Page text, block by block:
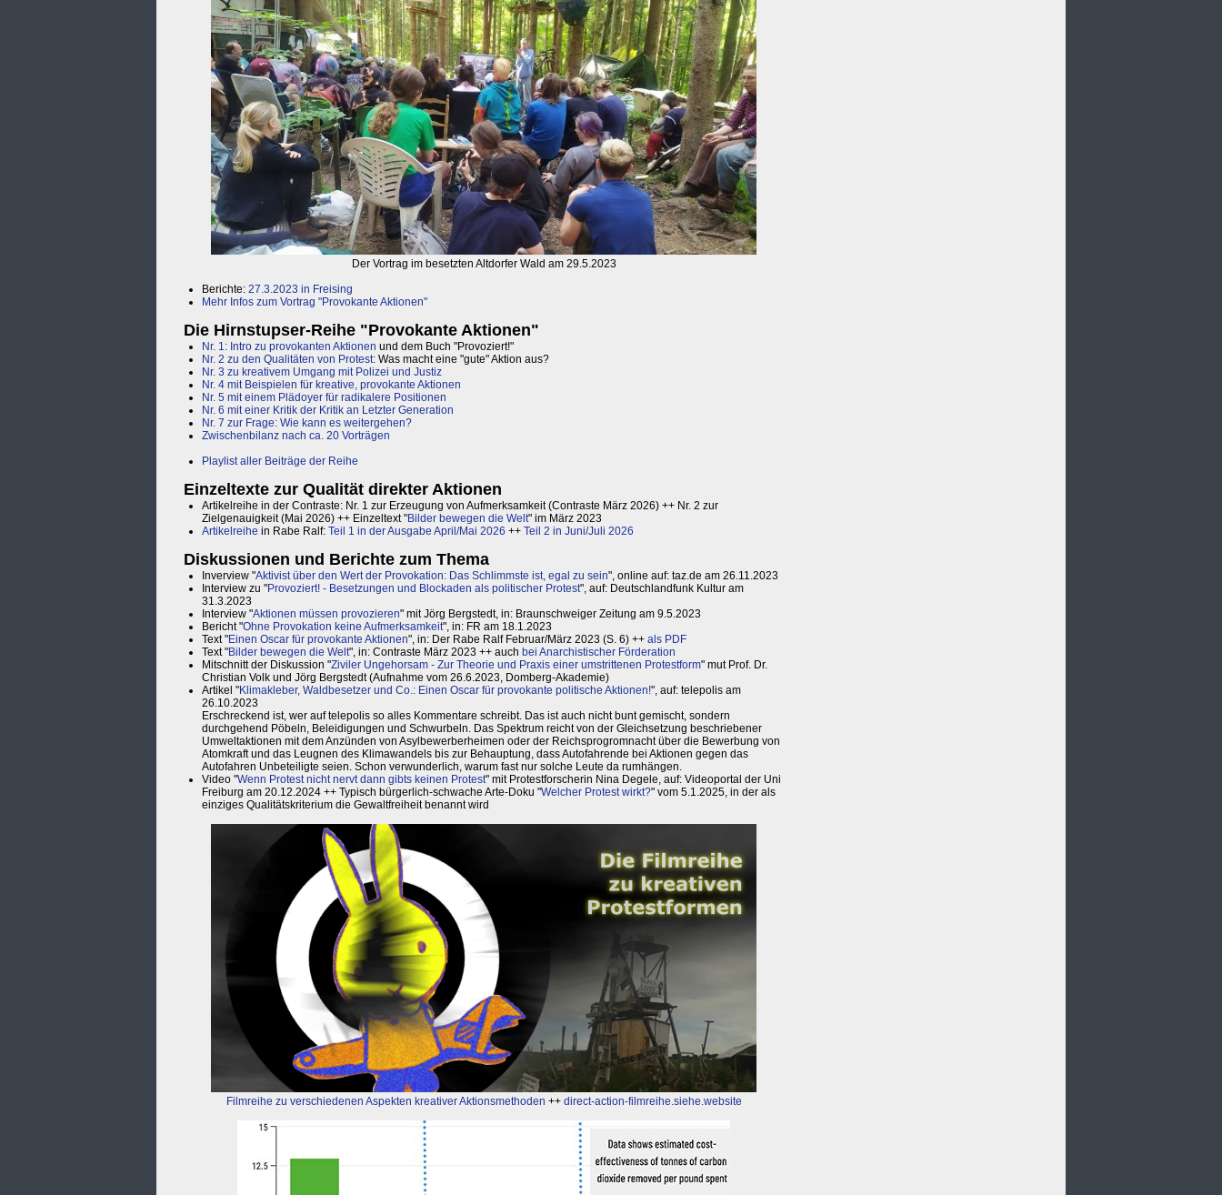
Der Vortrag im besetzten Altdorfer Wald am 29.5.2023
Berichte: 27.3.2023 in Freising
Mehr Infos zum Vortrag "Provokante Aktionen"
Die Hirnstupser-Reihe "Provokante Aktionen"
Nr. 1: Intro zu provokanten Aktionen und dem Buch "Provoziert!"
Nr. 2 zu den Qualitäten von Protest: Was macht eine "gute" Aktion aus?
Nr. 3 zu kreativem Umgang mit Polizei und Justiz
Nr. 4 mit Beispielen für kreative, provokante Aktionen
Nr. 5 mit einem Plädoyer für radikalere Positionen
Nr. 6 mit einer Kritik der Kritik an Letzter Generation
Nr. 7 zur Frage: Wie kann es weitergehen?
Zwischenbilanz nach ca. 20 Vorträgen
Playlist aller Beiträge der Reihe
Einzeltexte zur Qualität direkter Aktionen
Artikelreihe in der Contraste: Nr. 1 zur Erzeugung von Aufmerksamkeit (Contraste März 2026) ++ Nr. 2 zur
Zielgenauigkeit (Mai 2026) ++ Einzeltext "Bilder bewegen die Welt" im März 2023
Artikelreihe in Rabe Ralf: Teil 1 in der Ausgabe April/Mai 2026 ++ Teil 2 in Juni/Juli 2026
Diskussionen und Berichte zum Thema
Inverview "Aktivist über den Wert der Provokation: Das Schlimmste ist, egal zu sein", online auf: taz.de am 26.11.2023
Interview zu "Provoziert! - Besetzungen und Blockaden als politischer Protest", auf: Deutschlandfunk Kultur am
31.3.2023
Interview "Aktionen müssen provozieren" mit Jörg Bergstedt, in: Braunschweiger Zeitung am 9.5.2023
Bericht "Ohne Provokation keine Aufmerksamkeit", in: FR am 18.1.2023
Text "Einen Oscar für provokante Aktionen", in: Der Rabe Ralf Februar/März 2023 (S. 6) ++ als PDF
Text "Bilder bewegen die Welt", in: Contraste März 2023 ++ auch bei Anarchistischer Förderation
Mitschnitt der Diskussion "Ziviler Ungehorsam - Zur Theorie und Praxis einer umstrittenen Protestform" mut Prof. Dr.
Christian Volk und Jörg Bergstedt (Aufnahme vom 26.6.2023, Domberg-Akademie)
Artikel "Klimakleber, Waldbesetzer und Co.: Einen Oscar für provokante politische Aktionen!", auf: telepolis am
26.10.2023
Erschreckend ist, wer auf telepolis so alles Kommentare schreibt. Das ist auch nicht bunt gemischt, sondern
durchgehend Pöbeln, Beleidigungen und Schwurbeln. Das Spektrum reicht von der Gleichsetzung beschriebener
Umweltaktionen mit dem Anzünden von Asylbewerberheimen oder der Reichsprogromnacht über die Bewerbung von
Atomkraft und das Leugnen des Klimawandels bis zur Behauptung, dass Autofahrende bei Aktionen gegen das
Autofahren Unbeteiligte seien. Schon verwunderlich, warum fast nur solche Leute da rumhängen.
Video "Wenn Protest nicht nervt dann gibts keinen Protest" mit Protestforscherin Nina Degele, auf: Videoportal der Uni
Freiburg am 20.12.2024 ++ Typisch bürgerlich-schwache Arte-Doku "Welcher Protest wirkt?" vom 5.1.2025, in der als
einziges Qualitätskriterium die Gewaltfreiheit benannt wird
Filmreihe zu verschiedenen Aspekten kreativer Aktionsmethoden ++ direct-action-filmreihe.siehe.website